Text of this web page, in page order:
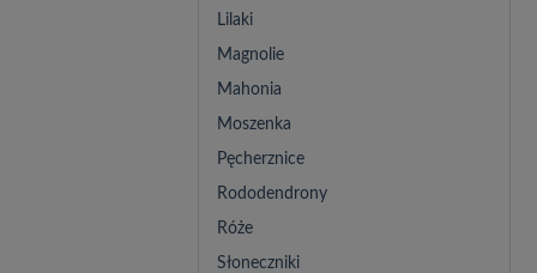
Lilaki
Magnolie
Mahonia
Moszenka
Pęcherznice
Rododendrony
Róże
Słoneczniki